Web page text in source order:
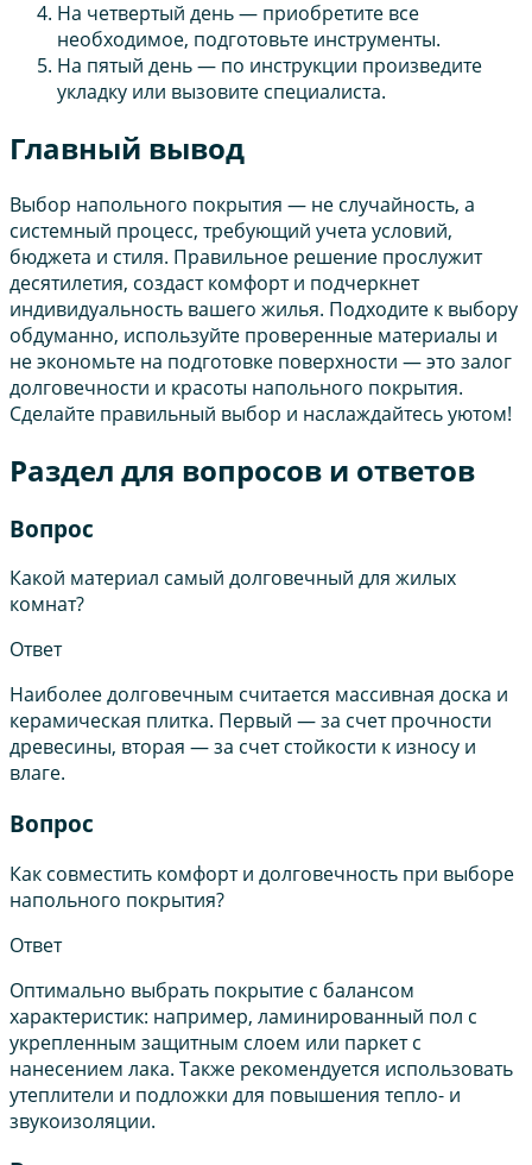
На четвертый день — приобретите все
необходимое, подготовьте инструменты.
На пятый день — по инструкции произведите
укладку или вызовите специалиста.
Главный вывод
Выбор напольного покрытия — не случайность, а
системный процесс, требующий учета условий,
бюджета и стиля. Правильное решение прослужит
десятилетия, создаст комфорт и подчеркнет
индивидуальность вашего жилья. Подходите к выбору
обдуманно, используйте проверенные материалы и
не экономьте на подготовке поверхности — это залог
долговечности и красоты напольного покрытия.
Сделайте правильный выбор и наслаждайтесь уютом!
Раздел для вопросов и ответов
Вопрос
Какой материал самый долговечный для жилых
комнат?
Ответ
Наиболее долговечным считается массивная доска и
керамическая плитка. Первый — за счет прочности
древесины, вторая — за счет стойкости к износу и
влаге.
Вопрос
Как совместить комфорт и долговечность при выборе
напольного покрытия?
Ответ
Оптимально выбрать покрытие с балансом
характеристик: например, ламинированный пол с
укрепленным защитным слоем или паркет с
нанесением лака. Также рекомендуется использовать
утеплители и подложки для повышения тепло- и
звукоизоляции.